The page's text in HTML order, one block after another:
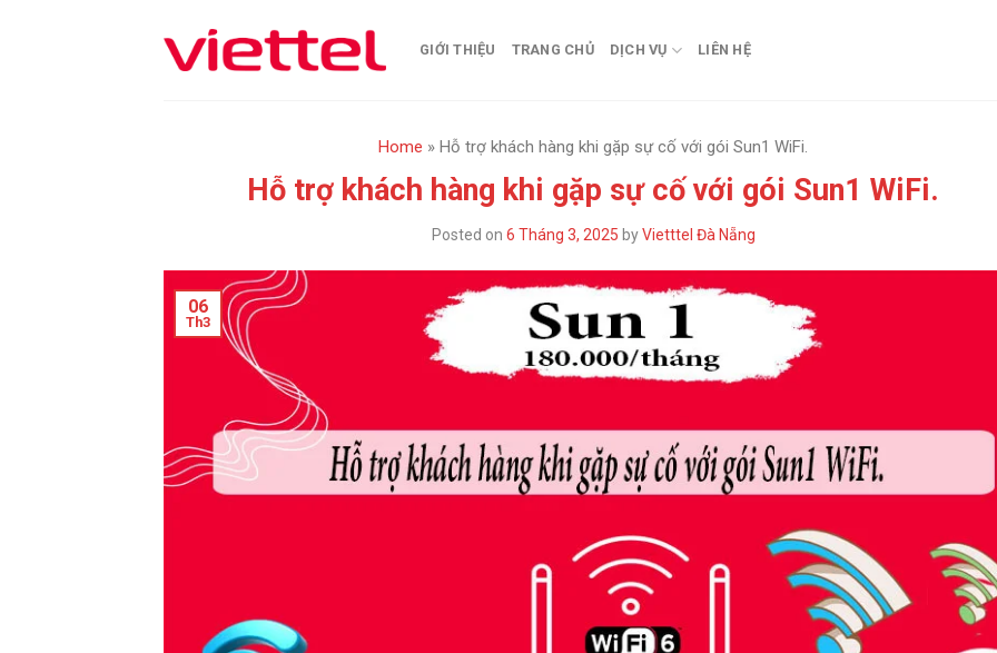
GIỚI THIỆU TRANG CHỦ DỊCH VỤ LIÊN HỆ
Home »Hỗ trợ khách hàng khi gặp sự cố với gói Sun1 WiFi.
Hỗ trợ khách hàng khi gặp sự cố với gói Sun1 WiFi.
Posted on 6 Tháng 3, 2025 byVietttel Đà Nẵng
06
Th3